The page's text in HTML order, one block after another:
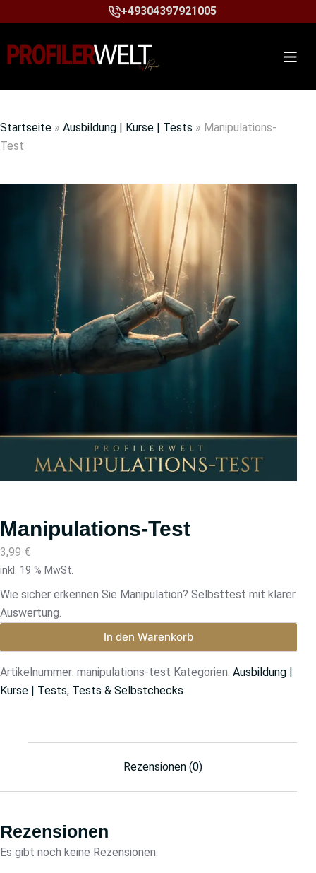
+49304397921005
Startseite » Ausbildung | Kurse | Tests » Manipulations-
Test
Manipulations-Test
3,99 €
inkl. 19 % MwSt.
Wie sicher erkennen Sie Manipulation? Selbsttest mit klarer
Auswertung.
In den Warenkorb
Artikelnummer: manipulations-test Kategorien: Ausbildung |
Kurse | Tests, Tests & Selbstchecks
Rezensionen (0)
Rezensionen
Es gibt noch keine Rezensionen.